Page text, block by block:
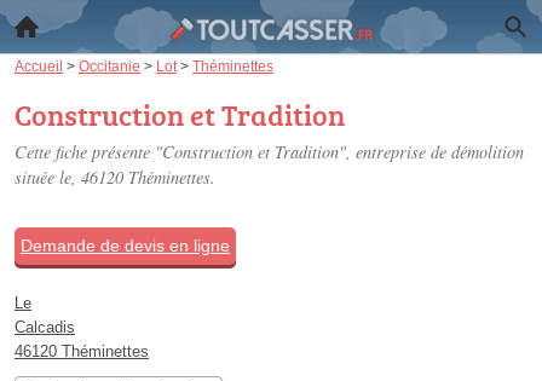
Accueil > Occitanie > Lot > Théminettes
Construction et Tradition
Cette fiche présente "Construction et Tradition", entreprise de démolition
située le, 46120 Théminettes.
Demande de devis en ligne
Le
Calcadis
46120 Théminettes